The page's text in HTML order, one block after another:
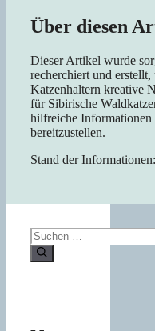
Über diesen
Dieser Artikel wurde
recherchiert und erstellt,
Katzenhaltern kreative
für Sibirische
hilfreiche Informationen
bereitzustellen.
Stand der
Suchen
nach: